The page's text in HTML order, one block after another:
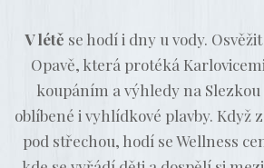
V létě se hodí i dny u vody.
Opavě, která protéká
koupáním a výhledy na
oblíbené i vyhlídkové plavby. Když
pod střechou, hodí se Wellness